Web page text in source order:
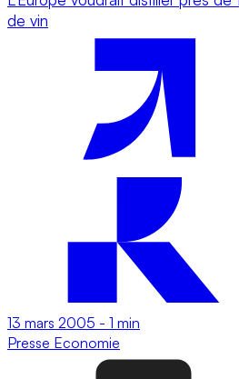
de vin
13 mars 2005 - 1 min
Presse Economie